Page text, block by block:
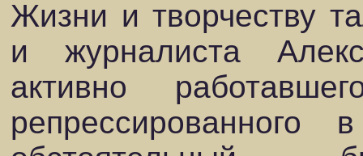
Жизни и творчеству
и журналиста
активно